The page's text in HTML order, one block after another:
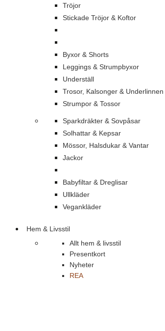
Tröjor
Stickade Tröjor & Koftor
Byxor & Shorts
Leggings & Strumpbyxor
Underställ
Trosor, Kalsonger & Underlinnen
Strumpor & Tossor
Sparkdräkter & Sovpåsar
Solhattar & Kepsar
Mössor, Halsdukar & Vantar
Jackor
Babyfiltar & Dreglisar
Ullkläder
Vegankläder
Hem & Livsstil
Allt hem & livsstil
Presentkort
Nyheter
REA